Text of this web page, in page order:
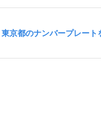
東京都のナンバープレー